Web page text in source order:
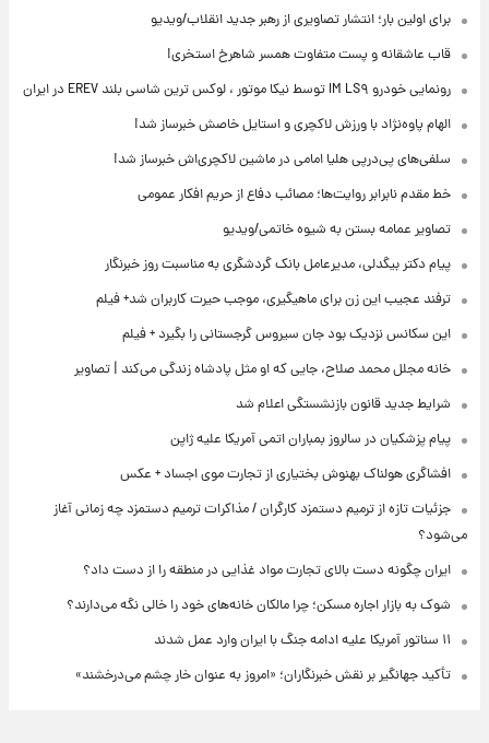
برای اولین بار؛ انتشار تصاویری از رهبر جدید انقلاب/ویدیو
قاب عاشقانه و پست متفاوت همسر شاهرخ استخری!
رونمایی خودرو IM LS۹ توسط نیکا موتور ، لوکس ترین شاسی بلند EREV در ایران
الهام پاوه‌نژاد با ورزش لاکچری و استایل خاصش خبرساز شد!
سلفی‌های پی‌درپی هلیا امامی در ماشین لاکچری‌اش خبرساز شد!
خط مقدم نابرابر روایت‌ها؛ مصائب دفاع از حریم افکار عمومی
تصاویر عمامه بستن به شیوه خاتمی/ویدیو
پیام دکتر بیگدلی، مدیرعامل بانک گردشگری به مناسبت روز خبرنگار
ترفند عجیب این زن برای ماهیگیری، موجب حیرت کاربران شد+ فیلم
این سکانس نزدیک بود جان سیروس گرجستانی را بگیرد + فیلم
خانه مجلل محمد صلاح، جایی که او مثل پادشاه زندگی می‌کند | تصاویر
شرایط جدید قانون بازنشستگی اعلام شد
پیام پزشکیان در سالروز بمباران اتمی آمریکا علیه ژاپن
افشاگری هولناک بهنوش بختیاری از تجارت موی اجساد + عکس
جزئیات تازه از ترمیم دستمزد کارگران / مذاکرات ترمیم دستمزد چه زمانی آغاز
می‌شود؟
ایران چگونه دست بالای تجارت مواد غذایی در منطقه را از دست داد؟
شوک به بازار اجاره مسکن؛ چرا مالکان خانه‌های خود را خالی نگه می‌دارند؟
۱۱ سناتور آمریکا علیه ادامه جنگ با ایران وارد عمل شدند
تأکید جهانگیر بر نقش خبرنگاران؛ «امروز به عنوان خار چشم می‌درخشند»